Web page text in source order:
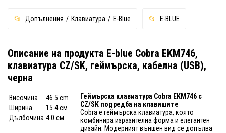
Допълнения Клавиатура E-Blue E-BLUE
Описание на продукта E-blue Cobra EKM746,
клавиатура CZ/SK, геймърска, кабелна (USB),
черна
Височина
46.5 cm
Ширина
15.4 см
Дълбочина 4.0 см
Геймърска клавиатура Cobra EKM746 с
CZ/SK подредба на клавишите
Cobra е геймърска клавиатура, която
комбинира изразителна форма и елегантен
дизайн. Модерният външен вид се допълва